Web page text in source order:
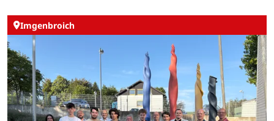
Imgenbroich